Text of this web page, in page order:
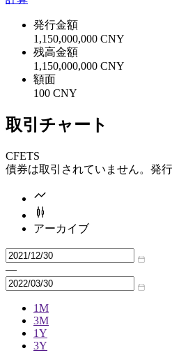
発行金額
1,150,000,000 CNY
残高金額
1,150,000,000 CNY
額面
100 CNY
取引チャート
CFETS
債券は取引されていません。発
アーカイブ
—
1M
3M
1Y
3Y